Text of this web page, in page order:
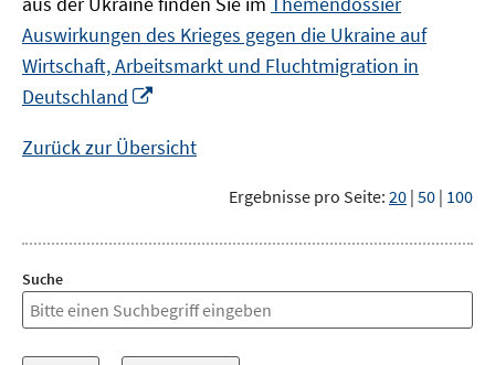
Auswirkungen des Krieges gegen die Ukraine auf
Wirtschaft, Arbeitsmarkt und Fluchtmigration in
Deutschland
Fenster
Zurück zur Übersicht
Ergebnisse pro Seite: 20 | 50 | 100
Suche